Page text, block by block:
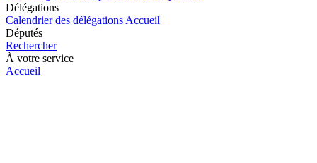
Délégations
Calendrier des délégations Accueil
Députés
Rechercher
À votre service
Accueil